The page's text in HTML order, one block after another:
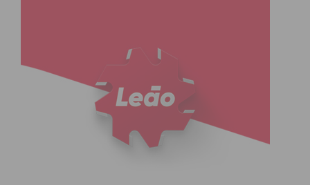
Eu li e concordo com os
condições